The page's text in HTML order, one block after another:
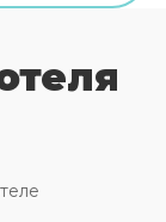
Fi.
беседу